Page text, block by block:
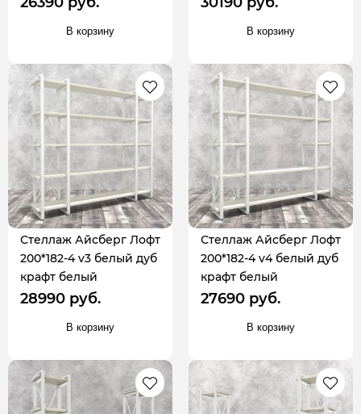
В корзину В корзину
Стеллаж Айсберг Лофт
200*182-4 v3 белый дуб
крафт белый
28990 руб.
В корзину
Стеллаж Айсберг Лофт
200*182-4 v4 белый дуб
крафт белый
27690 руб.
В корзину